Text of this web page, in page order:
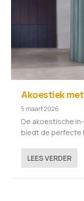
Akoestiek
5 maart 2026
De akoestische
biedt de perfecte
LEES VERDER